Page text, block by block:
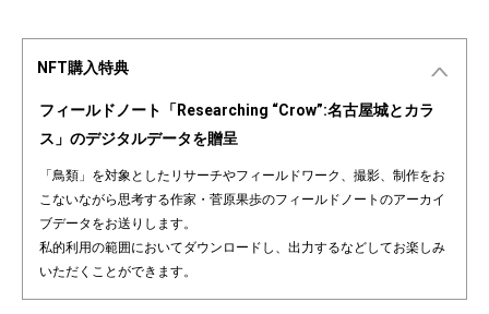
NFT購入特典
フィールドノート「Researching “Crow”:名古屋城とカラ
ス」のデジタルデータを贈呈
「鳥類」を対象としたリサーチやフィールドワーク、撮影、制作をお
こないながら思考する作家・菅原果歩のフィールドノートのアーカイ
ブデータをお送りします。
私的利用の範囲においてダウンロードし、出力するなどしてお楽しみ
いただくことができます。